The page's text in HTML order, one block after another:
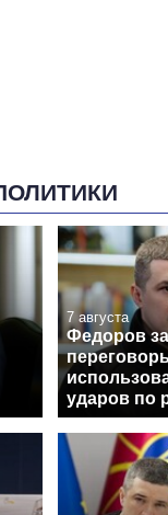
7 августа
Федоров
ударов по